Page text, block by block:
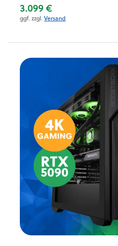
3.099 €
ggf. zzgl. Versand